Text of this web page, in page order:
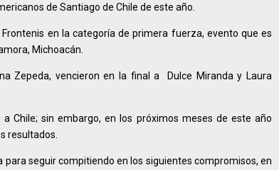
de Santiago de Chile de este año.
en la categoría de primera fuerza, evento que es
Michoacán.
Zepeda, vencieron en la final a Dulce Miranda y Laura
Chile; sin embargo, en los próximos meses de este año
resultados.
seguir compitiendo en los siguientes compromisos, en